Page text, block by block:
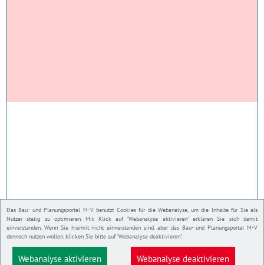
Das Bau- und Planungsportal M-V benutzt Cookies für die Webanalyse, um die Inhalte für Sie als
Nutzer stetig zu optimieren. Mit Klick auf "Webanalyse aktivieren" erklären Sie sich damit
einverstanden. Wenn Sie hiermit nicht einverstanden sind, aber das Bau- und Planungsportal M-V
dennoch nutzen wollen, klicken Sie bitte auf "Webanalyse deaktivieren".
Webanalyse aktivieren Webanalyse deaktivieren